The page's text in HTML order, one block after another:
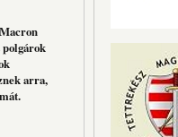
polgárok
arra,